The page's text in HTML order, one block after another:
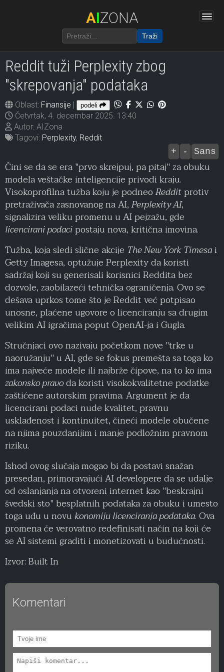
AIZONA
Traži
Reddit tuži Perplexity zbog
"skrepovanja" podataka
Oblast: Finansije | podeli
Četvrtak, 4. decembar 2025. 13:40
Autor: AIZona
Tagovi: Perplexity, Reddit
+ - Sans
Čini se da se era "prvo skrejpuj, pa pitaj" za obuku
modela veštačke inteligencije privodi kraju.
Visokoprofilna tužba koju je podneoRedditprotiv
pretraživača zasnovanog na AI,Perplexity AI,
signalizira veliku promenu u AI pejzažu, gde
licencirani podacipostaju nova, kritična imovina.
Tužba, koja sledi slične akcije The New York Timesai
Getty Imagesa, optužuje Perplexity da koristi
sadržaj koji su generisali korisnici Reddita bez
dozvole, zaobilazeći tehnička ograničenja. Ovo se
dešava uprkos tome što je Reddit već potpisao
unosne, plaćene ugovore o licenciranju sa drugim
velikim AI igračima poput OpenAI-ja i Gugla.
Stručnjaci ovo nazivaju početkom nove "trke u
naoružanju" u AI, gde se fokus premešta sa toga ko
ima najveće modele ili najbrže čipove, na to ko ima
zakonsko pravoda koristi visokokvalitetne podatke
zaštićene autorskim pravima. Argument je da
licencirani podaci nude kvalitet, pravnu
usklađenost i kontinuitet, čineći modele obučene
na njima pouzdanijim i manje podložnim pravnom
riziku.
Ishod ovog slučaja mogao bi da postavi snažan
presedan, primoravajući AI developere da se udalje
od oslanjanja na otvoreni internet kao "beskrajni
švedski sto" besplatnih podataka za obuku i umesto
toga uđu u novu konomiju licenciranja podataka. Ova
promena će verovatno redefinisati način na koji će
se AI sistemi graditi i monetizovati u budućnosti.
Izvor: Built In
Komentari